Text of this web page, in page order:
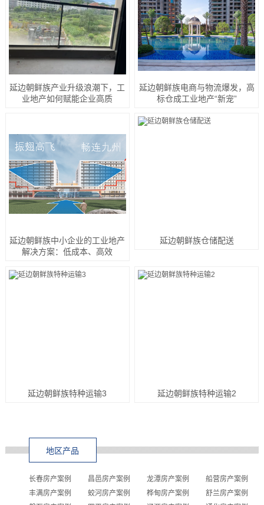
延边朝鲜族产业升级浪潮下，工
业地产如何赋能企业高质
延边朝鲜族电商与物流爆发，高
标仓成工业地产“新宠”
延边朝鲜族中小企业的工业地产
解决方案：低成本、高效
延边朝鲜族仓储配送
延边朝鲜族特种运输3 延边朝鲜族特种运输2
地区产品
长春房产案例 昌邑房产案例 龙潭房产案例
船营房产案例
丰满房产案例
蛟河房产案例 桦甸房产案例
舒兰房产案例